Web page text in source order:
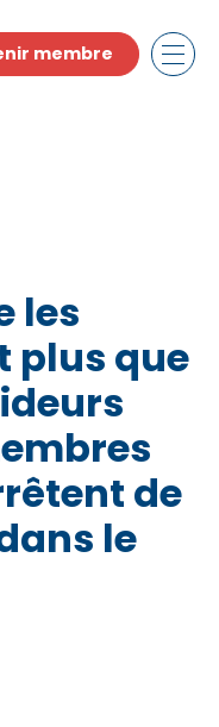
membre
les
plus que
de
le